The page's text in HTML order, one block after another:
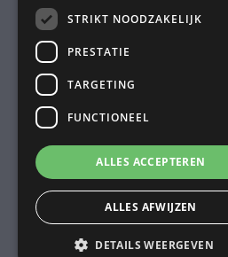
CIN Codes:
Dit zijn onze
STRIKT NOODZAKELIJK
PRESTATIE
TARGETING
FUNCTIONEEL
ALLES ACCEPTEREN
ALLES AFWIJZEN
DETAILS WEERGEVEN